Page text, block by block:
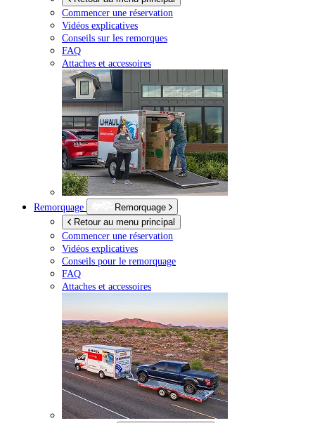
Commencer une réservation
Vidéos explicatives
Conseils sur les remorques
FAQ
Attaches et accessoires
Remorquage
Remorquage
Retour au menu principal
Commencer une réservation
Vidéos explicatives
Conseils pour le remorquage
FAQ
Attaches et accessoires